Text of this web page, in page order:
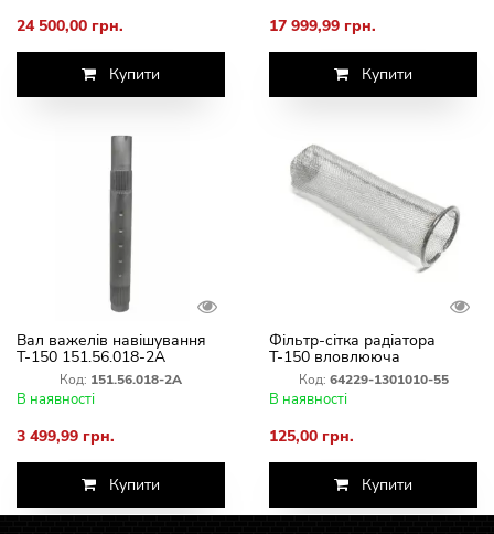
24 500,00 грн.
Купити
17 999,99 грн.
Купити
Вал важелів навішування
Т-150 151.56.018-2А
Код: 151.56.018-2А
В наявності
3 499,99 грн.
Купити
Фільтр-сітка радіатора
Т-150 вловлююча
Код: 64229-1301010-55
В наявності
125,00 грн.
Купити